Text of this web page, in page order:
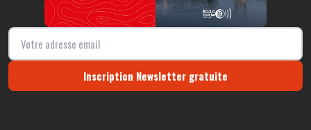
Inscription Newsletter gratuite